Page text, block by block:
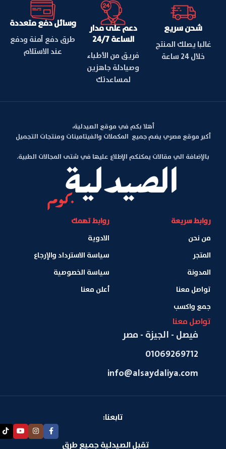
شحن سريع
غالبا يصلك المنتج
خلال 24 ساعة
دعم على مدار
الساعة 24/7
فريق من الأطباء
وصيادلة جاهزين
لمساعدتك
وسائل دفع متعددة
طرق دفع آمنة ودفع
عند الاستلام
أهلا بكم في موقع الصيدلية،
أكبر موقع مصري يضم جميع المكملات والفيتامينات ومنتجات التجميل
بالإضافة الي مقالات يمكنكم الإطلاع عليها في شتى المجالات الطبية.
روابط سريعة
من نحن
المتجر
المدونة
تواصل معنا
جمع واكسب
روابط تهمك
الادوية
سياسة الاسترداد والإرجاع
سياسة الخصوصية
أعلن معنا
تواصل معنا
فيصل - الجيزة - مصر
01069269712
info@alsaydaliya.com
تابعنا:
تقبل الصيدلية جميع طرق